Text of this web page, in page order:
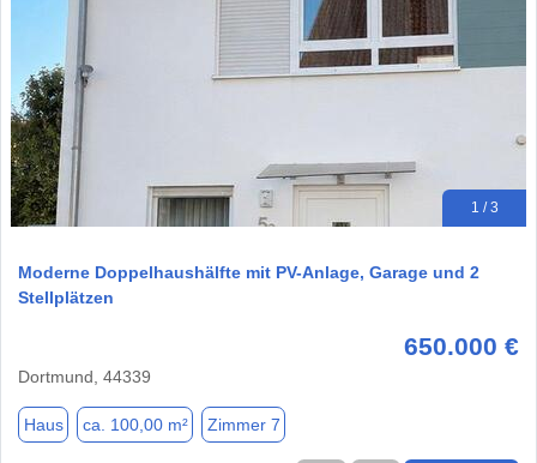
1 / 3
Moderne Doppelhaushälfte mit PV-Anlage, Garage und 2
Stellplätzen
650.000 €
Dortmund, 44339
Haus ca. 100,00 m² Zimmer 7